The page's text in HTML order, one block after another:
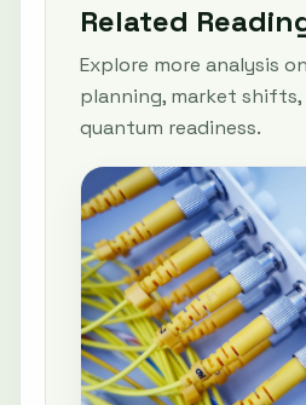
Related
Explore more analysis
planning, market
quantum readiness.